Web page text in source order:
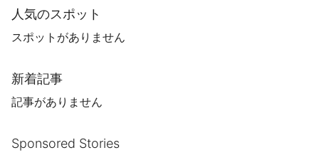
人気のスポット
スポットがありません
新着記事
記事がありません
Sponsored Stories